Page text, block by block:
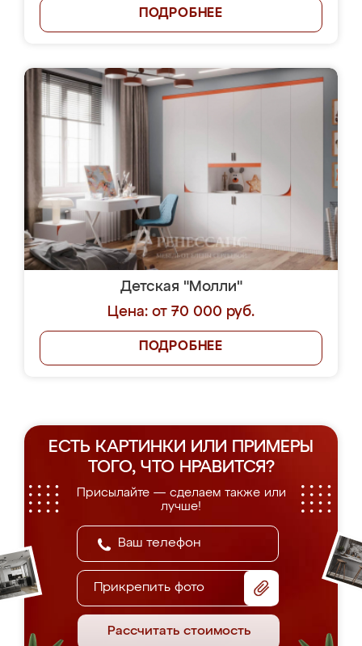
ПОДРОБНЕЕ
Детская "Молли"
Цена: от 70 000 руб.
ПОДРОБНЕЕ
ЕСТЬ КАРТИНКИ ИЛИ ПРИМЕРЫ
ТОГО, ЧТО НРАВИТСЯ?
Присылайте — сделаем также или
лучше!
Прикрепить фото
Рассчитать стоимость